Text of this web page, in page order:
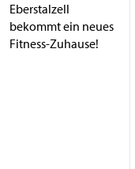
Eberstalzell
bekommt ein neues
Fitness-Zuhause!